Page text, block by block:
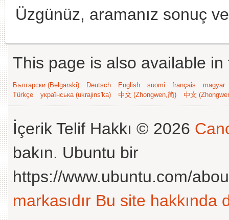
Üzgünüz, aramanız sonuç
This page is also available
Български (Bəlgarski) Deutsch English suomi français
magyar
Türkçe
українська (ukrajins'ka) 中文 (Zhongwen,简) 中文
İçerik Telif Hakkı © 2026
bakın. Ubuntu bir
https://www.ubuntu.com/
markasıdır Bu site hakkında